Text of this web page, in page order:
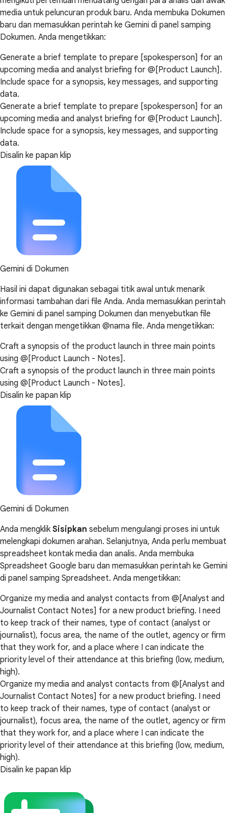
media untuk peluncuran produk baru. Anda membuka Dokumen
baru dan memasukkan perintah ke Gemini di panel samping
Dokumen. Anda mengetikkan:
Generate a brief template to prepare [spokesperson] for an
upcoming media and analyst briefing for @[Product Launch].
Include space for a synopsis, key messages, and supporting
data.
Generate a brief template to prepare [spokesperson] for an
upcoming media and analyst briefing for @[Product Launch].
Include space for a synopsis, key messages, and supporting
data.
Disalin ke papan klip
Gemini di Dokumen
Hasil ini dapat digunakan sebagai titik awal untuk menarik
informasi tambahan dari file Anda. Anda memasukkan perintah
ke Gemini di panel samping Dokumen dan menyebutkan file
terkait dengan mengetikkan @nama file. Anda mengetikkan:
Craft a synopsis of the product launch in three main points
using @[Product Launch - Notes].
Craft a synopsis of the product launch in three main points
using @[Product Launch - Notes].
Disalin ke papan klip
Gemini di Dokumen
Anda mengklik Sisipkan sebelum mengulangi proses ini untuk
melengkapi dokumen arahan. Selanjutnya, Anda perlu membuat
spreadsheet kontak media dan analis. Anda membuka
Spreadsheet Google baru dan memasukkan perintah ke Gemini
di panel samping Spreadsheet. Anda mengetikkan:
Organize my media and analyst contacts from @[Analyst and
Journalist Contact Notes] for a new product briefing. I need
to keep track of their names, type of contact (analyst or
journalist), focus area, the name of the outlet, agency or firm
that they work for, and a place where I can indicate the
priority level of their attendance at this briefing (low, medium,
high).
Organize my media and analyst contacts from @[Analyst and
Journalist Contact Notes] for a new product briefing. I need
to keep track of their names, type of contact (analyst or
journalist), focus area, the name of the outlet, agency or firm
that they work for, and a place where I can indicate the
priority level of their attendance at this briefing (low, medium,
high).
Disalin ke papan klip